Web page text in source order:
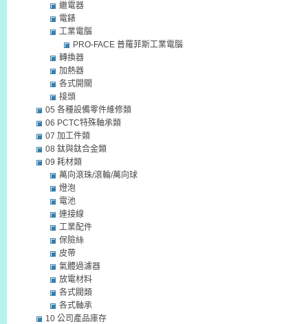
繼電器
電錶
工業電腦
PRO-FACE 普羅菲斯工業電腦
轉換器
加熱器
各式開關
接頭
05 各種設備零件維修類
06 PCTC特殊軸承類
07 加工件類
08 鈦與鈦合金類
09 耗材類
萬向滾珠/滾輪/萬向球
燈泡
電池
連接線
工業配件
保險絲
皮帶
氣體過濾器
放電材料
各式閥類
各式軸承
10 公司產品庫存